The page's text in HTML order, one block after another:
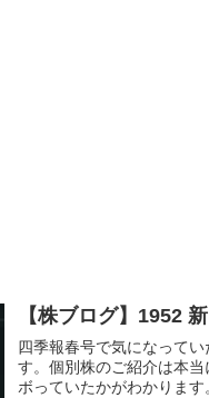
【株ブログ】1952
四季報春号で気になって
す。個別株のご紹介は本
ボっていたかがわかりま